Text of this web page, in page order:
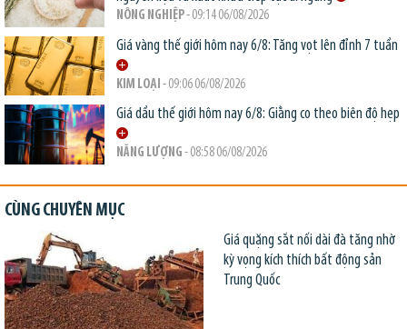
NÔNG NGHIỆP- 09:14 06/08/2026
Giá vàng thế giới hôm nay 6/8: Tăng vọt lên đỉnh 7 tuần
KIM LOẠI - 09:06 06/08/2026
Giá dầu thế giới hôm nay 6/8: Giằng co theo biên độ hẹp
NĂNG LƯỢNG - 08:58 06/08/2026
CÙNG CHUYÊN MỤC
Giá quặng sắt nối dài đà tăng nhờ
kỳ vọng kích thích bất động sản
Trung Quốc